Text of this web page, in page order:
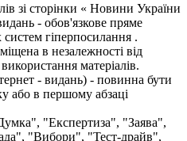
зі сторінки « Новини України
- обов'язкове пряме
гіперпосилання .
в незалежності від
матеріалів.
- видань) - повинна бути
або в першому абзаці
"Експертиза", "Заява",
"Вибори", "Тест-драйв",